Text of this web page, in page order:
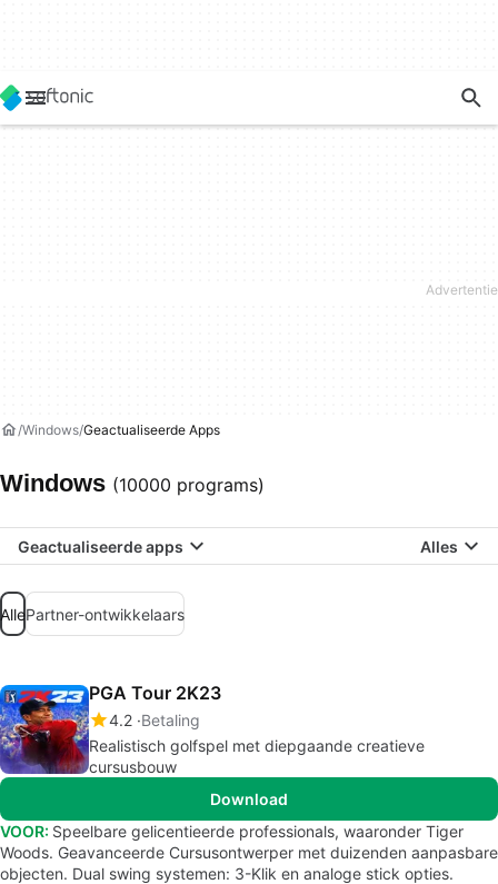
Windows Geactualiseerde Apps
Windows (10000 programs)
Geactualiseerde apps Alles
AllePartner-ontwikkelaars
PGA Tour 2K23
4.2 Betaling
Realistisch golfspel met diepgaande creatieve
cursusbouw
Download
VOOR: Speelbare gelicentieerde professionals, waaronder Tiger
Woods. Geavanceerde Cursusontwerper met duizenden aanpasbare
objecten. Dual swing systemen: 3-Klik en analoge stick opties.